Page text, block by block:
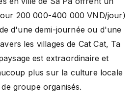
200 000-400 000 VND/jour)
d'une demi-journée ou d'une
les villages de Cat Cat, Ta
est extraordinaire et
plus sur la culture locale
groupe organisés.